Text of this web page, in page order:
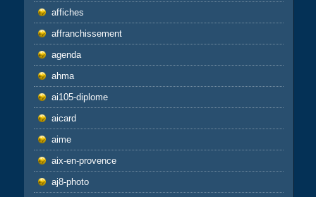
affiches
affranchissement
agenda
ahma
ai105-diplome
aicard
aime
aix-en-provence
aj8-photo